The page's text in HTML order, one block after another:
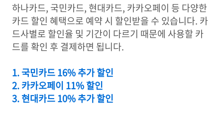
하나카드, 국민카드, 현대카드, 카카오페이 등 다양한
카드 할인 혜택으로 예약 시 할인받을 수 있습니다. 카
드사별로 할인율 및 기간이 다르기 때문에 사용할 카
드를 확인 후 결제하면 됩니다.
1. 국민카드 16% 추가 할인
2. 카카오페이 11% 할인
3. 현대카드 10% 추가 할인